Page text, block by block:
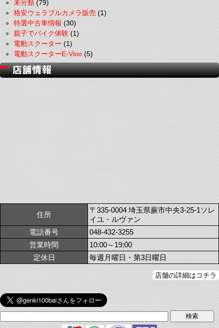
未分類(79)
格安ウェラブルカメラ販売(1)
特選中古車情報(30)
親子でバイク体験(1)
電動スクーター(1)
電動スクーターE-Vino(5)
住所
〒335-0004 埼玉県蕨市中央3-25-1ソレ
イユ・ルヴァン
電話番号
048-432-3255
営業時間
10:00～19:00
定休日
毎週月曜日・第3日曜日
店舗の詳細はコチラ